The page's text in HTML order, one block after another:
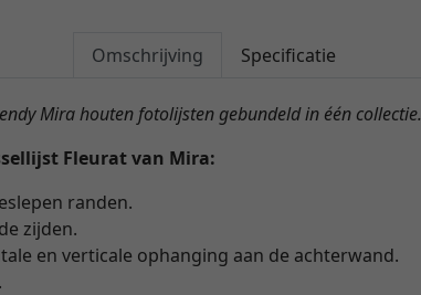
Omschrijving Specificatie
Mira houten fotolijsten gebundeld in één collectie.
Fleurat van Mira:
randen.
zijden.
en verticale ophanging aan de achterwand.